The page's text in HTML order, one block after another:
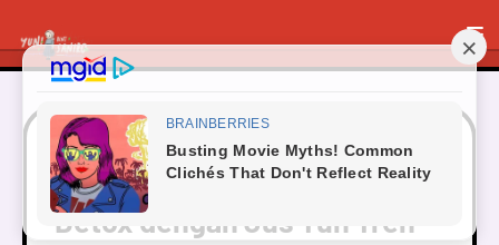
Beranda Kesehatan
Detox dengan Jus Tuh Tren
Kesehatan atau Cuma Gimmick?
Detox dengan Jus Tuh Tren